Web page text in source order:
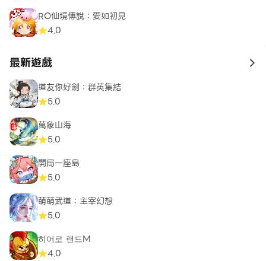
RO仙境傳說：愛如初見
4.0
最新遊戲 to
道友你好劍：群英集結
5.0
萬象山海
5.0
開局一座島
5.0
萌萌武道：主宰幻想
5.0
히어로 랜드M
4.0